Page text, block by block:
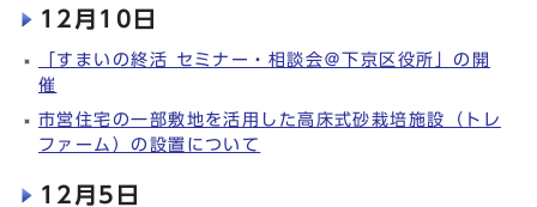
12月10日
「すまいの終活 セミナー・相談会＠下京区役所」の開
催
市営住宅の一部敷地を活用した高床式砂栽培施設（トレ
ファーム）の設置について
12月5日